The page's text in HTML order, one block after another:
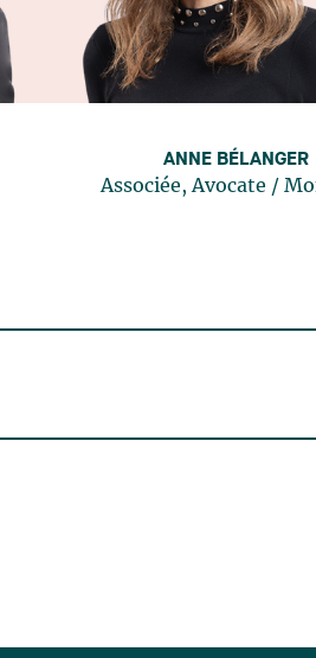
ANNE BÉLANGER
Associée, Avocate /